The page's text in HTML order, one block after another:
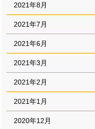
2021年8月
2021年7月
2021年6月
2021年3月
2021年2月
2021年1月
2020年12月